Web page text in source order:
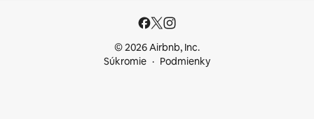
© 2026 Airbnb, Inc.
Súkromie
Podmienky